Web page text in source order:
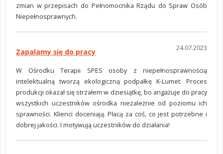
zmian w przepisach do Pełnomocnika Rządu do Spraw Osób
Niepełnosprawnych.
24.07.2023
Zapalamy się do pracy
W Ośrodku Terapii SPES osoby z niepełnosprawnością
intelektualną tworzą ekologiczną podpałkę K-Lumet. Proces
produkcji okazał się strzałem w dziesiątkę, bo angażuje do pracy
wszystkich uczestników ośrodka niezależnie od poziomu ich
sprawności. Klienci doceniają. Płacą za coś, co jest potrzebne i
dobrej jakości. I motywują uczestników do działania!